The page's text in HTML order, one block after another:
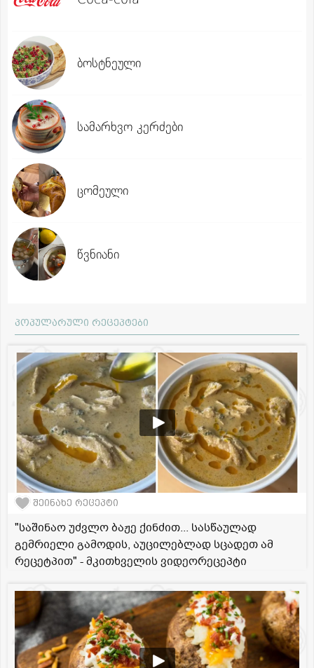
ბოსტნეული
სამარხვო კერძები
ცომეული
წვნიანი
პოპულარული რეცეპტები
შეინახე რეცეპტი
"საშინაო უძვლო ბაჟე ქინძით... სასწაულად
გემრიელი გამოდის, აუცილებლად სცადეთ ამ
რეცეტპით" - მკითხველის ვიდეორეცეპტი